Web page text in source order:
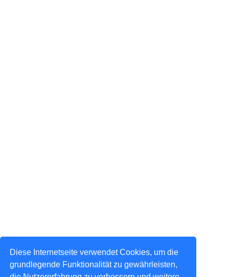
Diese Internetseite verwendet Cookies, um die
grundlegende Funktionalität zu gewährleisten,